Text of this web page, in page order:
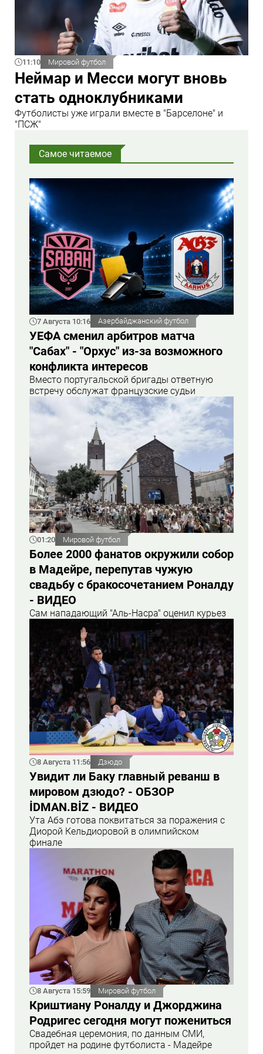
11:10 Мировой футбол
Неймар и Месси могут вновь
стать одноклубниками
Футболисты уже играли вместе в "Барселоне" и
"ПСЖ"
Самое читаемое
7 Августа 10:16 Азербайджанский футбол
УЕФА сменил арбитров матча
"Сабах" - "Орхус" из-за возможного
конфликта интересов
Вместо португальской бригады ответную
встречу обслужат французские судьи
01:20 Мировой футбол
Более 2000 фанатов окружили собор
в Мадейре, перепутав чужую
свадьбу с бракосочетанием Роналду
- ВИДЕО
Сам нападающий "Аль-Насра" оценил курьез
8 Августа 11:56 Дзюдо
Увидит ли Баку главный реванш в
мировом дзюдо? - ОБЗОР
İDMAN.BİZ - ВИДЕО
Ута Абэ готова поквитаться за поражения с
Диорой Кельдиоровой в олимпийском
финале
8 Августа 15:59 Мировой футбол
Криштиану Роналду и Джорджина
Родригес сегодня могут пожениться
Свадебная церемония, по данным СМИ,
пройдет на родине футболиста - Мадейре